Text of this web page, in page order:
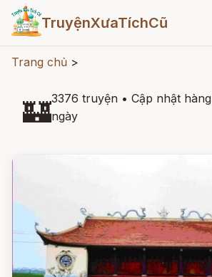
TruyệnXưaTíchCũ
Trang chủ >
🏰3376 truyện • Cập nhật hàng
ngày